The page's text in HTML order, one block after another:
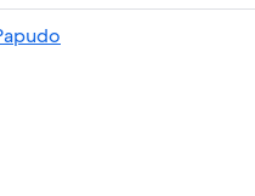
en Zapallar
con hidromasaje en